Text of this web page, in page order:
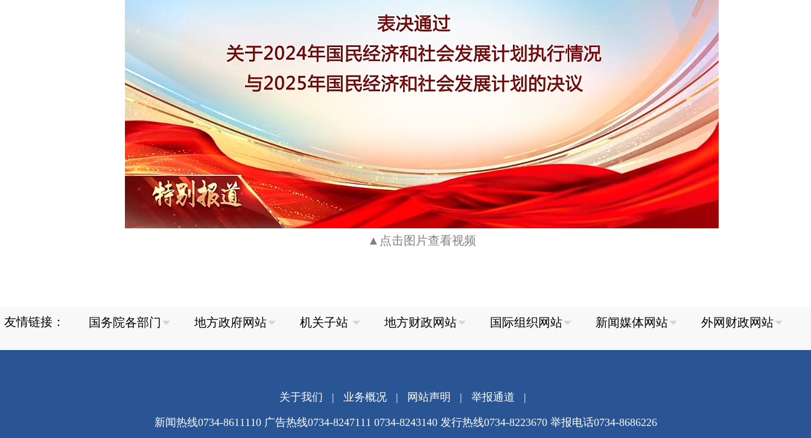
▲点击图片查看视频
友情链接：
关于我们 | 业务概况| 网站声明 | 举报通道 |
新闻热线0734-8611110 广告热线0734-8247111 0734-8243140 发行热线0734-8223670 举报电话0734-8686226